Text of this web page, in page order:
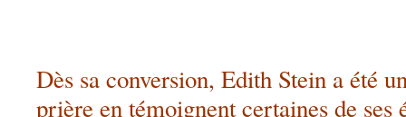
Dès sa conversion, Edith Stein a été
prière en témoignent certaines de ses